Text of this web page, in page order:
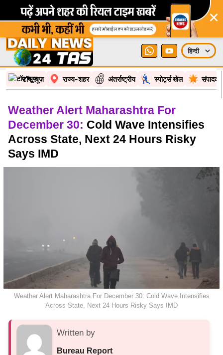
×
टॉप न्यूज़ राज्य-शहर अंतर्राष्ट्रीय स्पोर्ट्स खेल
Weather Alert Maharashtra For
December 30: Cold Wave Intensifies
Across State, Next 24 Hours Risky
Says IMD
Weather Alert Maharashtra For December 30: Cold Wave Intensifies
Across State, Next 24 Hours Risky Says IMD
Written by
Bureau Report